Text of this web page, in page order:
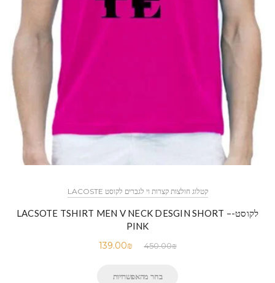
קטלוג חולצות קצרות וי לגברים לקוסט LACOSTE
לקוסט-LACSOTE TSHIRT MEN V NECK DESGIN SHORT –
PINK
450.00₪
139.00₪
בחר מהאפשרויות